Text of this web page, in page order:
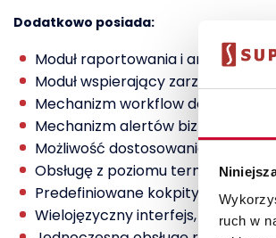
ruch w
Dodatkowo posiada:
Moduł raportowania i analityki
Moduł wspierający zarządzanie
Mechanizm workflow do obiegu
Mechanizm alertów biznesowych,
Możliwość dostosowania
Obsługę z poziomu terminali
Predefiniowane kokpity
Wielojęzyczny interfejs,